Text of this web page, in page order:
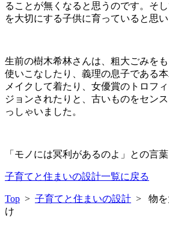
ることが無くなると思うのです。そ
を大切にする子供に育っていると思い
生前の樹木希林さんは、粗大ごみを
使いこなしたり、義理の息子である
メイクして着たり、女優賞のトロフ
ジョンされたりと、古いものをセン
っしゃいました。
「モノには冥利があるのよ」との言葉
子育てと住まいの設計一覧に戻る
Top > 子育てと住まいの設計 > 物を
け